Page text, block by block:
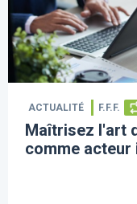
ACTUALITÉ F.F.F.
Maîtrisez l'art
comme